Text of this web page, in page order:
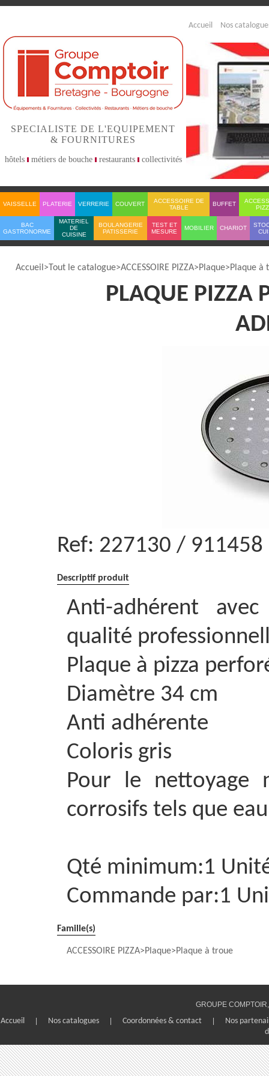
Accueil Nos
SPECIALISTE DE L'EQUIPEMENT
& FOURNITURES
hôtels métiers de bouche restaurants collectivités
VAISSELLE PLATERIE VERRERIE COUVERT
ACCESSOIRE DE
TABLE
BUFFET
BAC
GASTRONORME
MATERIEL
DE
CUISINE
BOULANGERIE
PATISSERIE
TEST ET
MESURE
MOBILIER CHARIOT
Accueil Tout le catalogue ACCESSOIRE PIZZA Plaque Plaque à
PLAQUE PIZZA
Ref: 227130 / 911458
Descriptif produit
Anti-adhérent
qualité
Plaque à pizza
Diamètre 34 cm
Anti adhérente
Coloris gris
Pour le nettoyage
corrosifs tels que
Qté minimum:1
Commande par:1
Famille(s)
ACCESSOIRE PIZZA Plaque Plaque à troue
GROUPE
Accueil Nos catalogues Coordonnées & contact
Nos